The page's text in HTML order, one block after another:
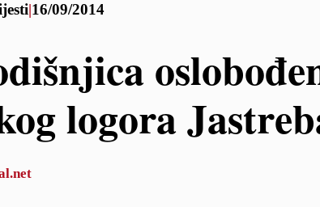
|16/09/2014
logora